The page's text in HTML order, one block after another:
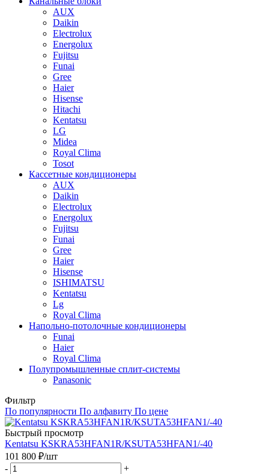
AUX
Dаikin
Electrolux
Energolux
Fujitsu
Funai
Gree
Haier
Hisense
Hitachi
Kentatsu
LG
Midea
Royal Clima
Tosot
Кассетные кондиционеры
AUX
Daikin
Electrolux
Energolux
Fujitsu
Funai
Gree
Haier
Hisense
ISHIMATSU
Kentatsu
Lg
Royal Clima
Напольно-потолочные кондиционеры
Funai
Haier
Royal Clima
Полупромышленные сплит-системы
Panasonic
Фильтр
По популярности По алфавиту По цене
Быстрый просмотр
Kentatsu KSKRA53HFAN1R/KSUTA53HFAN1/-40
101 800 ₽/шт
-
+